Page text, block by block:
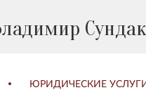
ЮРИДИЧЕСКИЕ